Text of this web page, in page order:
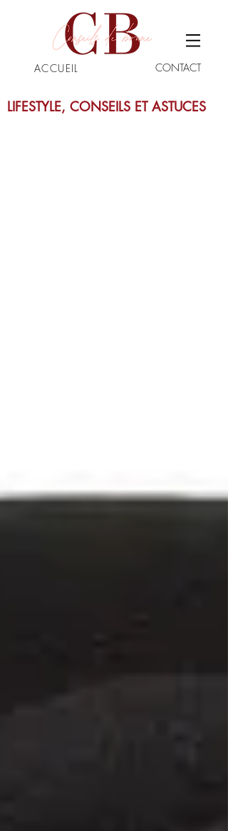
ACCUEIL CONTACT
LIFESTYLE, CONSEILS ET ASTUCES